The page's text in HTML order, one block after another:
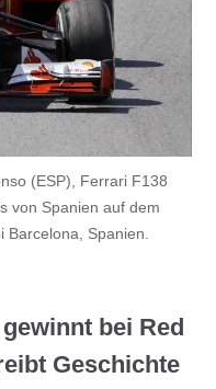
(ESP), Ferrari F138
von Spanien auf dem
Spanien.
bei Red
Geschichte